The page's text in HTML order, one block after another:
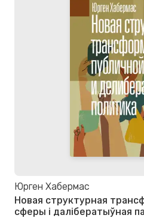
Юрген Хабермас
Новая структурная
сферы і далібератыўная